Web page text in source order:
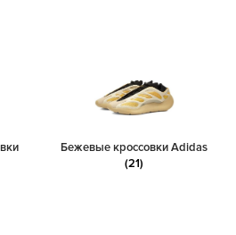
Бежевые кроссовки Adidas
(21)